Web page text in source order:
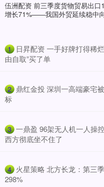
伍洲配资 前三季度货物贸易出口
增长71%——我国外贸延续稳中
1 日昇配资 一手好牌打得稀
由自取”买了单
2 鼎红金投 深圳一高端豪宅
标
3 一鼎盈 96架无人机一人操
西方彻底坐不住了
4 火星策略 北方长龙：第三
298%